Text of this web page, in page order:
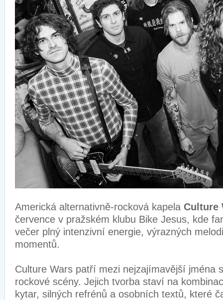
Americká alternativně-rocková kapela Culture
července v pražském klubu Bike Jesus, kde
večer plný intenzivní energie, výrazných
momentů.
Culture Wars patří mezi nejzajímavější jména
rockové scény. Jejich tvorba staví na
kytar, silných refrénů a osobních textů, které